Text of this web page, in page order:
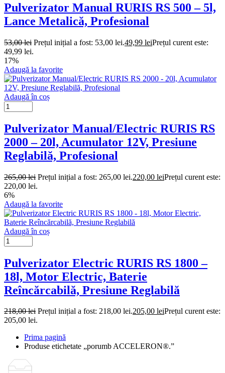
Pulverizator Manual RURIS RS 500 – 5l,
Lance Metalică, Profesional
53,00lei Prețul inițial a fost: 53,00 lei.49,99 leiPrețul curent este:
49,99 lei.
17%
Adaugă la favorite
Adaugă în coș
Pulverizator Manual/Electric RURIS RS
2000 – 20l, Acumulator 12V, Presiune
Reglabilă, Profesional
265,00lei Prețul inițial a fost: 265,00 lei.220,00 leiPrețul curent este:
220,00 lei.
6%
Adaugă la favorite
Adaugă în coș
Pulverizator Electric RURIS RS 1800 –
18l, Motor Electric, Baterie
Reîncărcabilă, Presiune Reglabilă
218,00lei Prețul inițial a fost: 218,00 lei.205,00 leiPrețul curent este:
205,00 lei.
Prima pagină
Produse etichetate „porumb ACCELERON®.”